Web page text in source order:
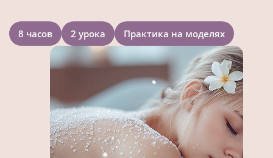
8 часов 2 урока Практика на моделях